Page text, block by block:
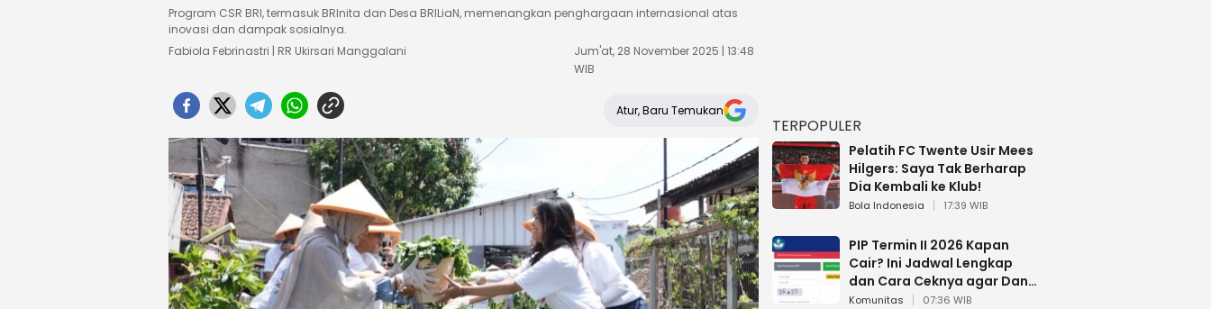
Program CSR BRI, termasuk BRInita dan Desa BRILiaN, memenangkan penghargaan internasional atas
inovasi dan dampak sosialnya.
Fabiola Febrinastri | RR Ukirsari Manggalani
Jum'at, 28 November 2025 | 13:48
WIB
Atur, Baru Temukan
TERPOPULER
Pelatih FC Twente Usir Mees
Hilgers: Saya Tak Berharap
Dia Kembali ke Klub!
Bola Indonesia 17:39 WIB
PIP Termin II 2026 Kapan
Cair? Ini Jadwal Lengkap
dan Cara Ceknya agar Dana
Tidak Hangus!
Komunitas 07:36 WIB